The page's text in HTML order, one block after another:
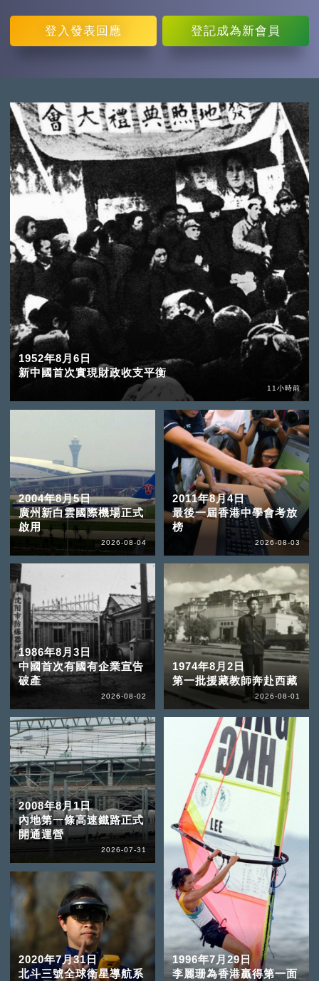
登入 發表回應 登記成為新會員
1952年8月6日
新中國首次實現財政收支平衡
11小時前
2004年8月5日
廣州新白雲國際機場正式
啟用
2026-08-04
2011年8月4日
最後一屆香港中學會考放
榜
2026-08-03
1986年8月3日
中國首次有國有企業宣告
破產
2026-08-02
1974年8月2日
第一批援藏教師奔赴西藏
2026-08-01
2008年8月1日
內地第一條高速鐵路正式
開通運營
2026-07-31
2020年7月31日
北斗三號全球衛星導航系
1996年7月29日
李麗珊為香港贏得第一面